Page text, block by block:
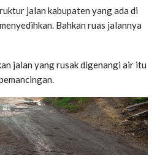
jalan kabupaten yang ada di
Bahkan ruas jalannya
jalan yang rusak digenangi air itu